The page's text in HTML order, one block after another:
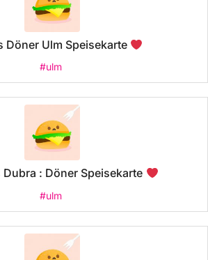
Döner Ulm Speisekarte
#ulm
Dubra : Döner Speisekarte
#ulm